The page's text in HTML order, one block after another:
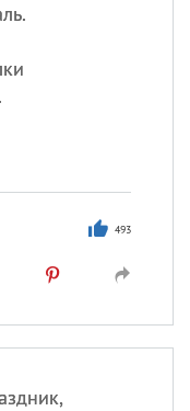
493
именины